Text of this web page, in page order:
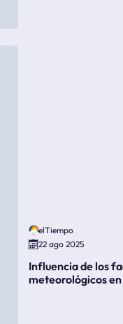
elTiempo
22 ago 2025
Influencia de los
meteorológicos